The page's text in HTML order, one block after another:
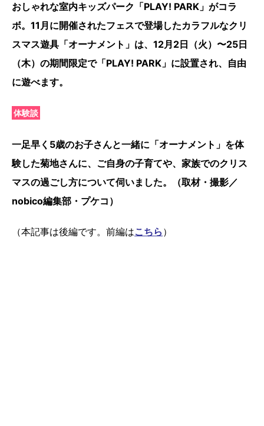
おしゃれな室内キッズパーク「PLAY! PARK」がコラ
ボ。11月に開催されたフェスで登場したカラフルなクリ
スマス遊具「オーナメント」は、12月2日（火）〜25日
（木）の期間限定で「PLAY! PARK」に設置され、自由
に遊べます。
体験談
一足早く5歳のお子さんと一緒に「オーナメント」を体
験した菊地さんに、ご自身の子育てや、家族でのクリス
マスの過ごし方について伺いました。（取材・撮影／
nobico編集部・プケコ）
（本記事は後編です。前編はこちら ）